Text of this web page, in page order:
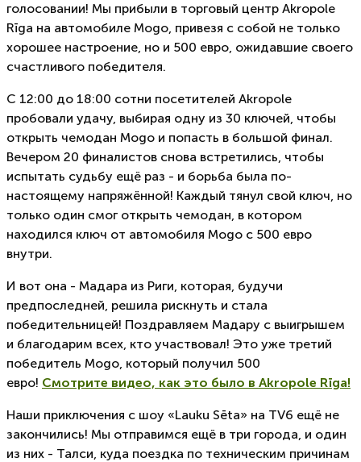
голосовании! Мы прибыли в торговый центр Akropole
Rīga на автомобиле Mogo, привезя с собой не только
хорошее настроение, но и 500 евро, ожидавшие своего
счастливого победителя.
С 12:00 до 18:00 сотни посетителей Akropole
пробовали удачу, выбирая одну из 30 ключей, чтобы
открыть чемодан Mogo и попасть в большой финал.
Вечером 20 финалистов снова встретились, чтобы
испытать судьбу ещё раз - и борьба была по-
настоящему напряжённой! Каждый тянул свой ключ, но
только один смог открыть чемодан, в котором
находился ключ от автомобиля Mogo с 500 евро
внутри.
И вот она - Мадара из Риги, которая, будучи
предпоследней, решила рискнуть и стала
победительницей! Поздравляем Мадару с выигрышем
и благодарим всех, кто участвовал! Это уже третий
победитель Mogo, который получил 500
евро! Смотрите видео, как это было в Akropole Rīga!
Наши приключения с шоу «Lauku Sēta» на TV6 ещё не
закончились! Мы отправимся ещё в три города, и один
из них - Талси, куда поездка по техническим причинам